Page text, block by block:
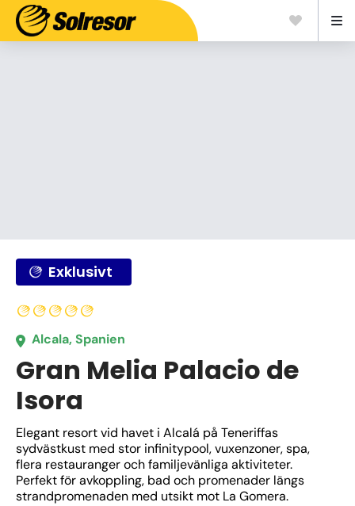
Exklusivt
Alcala, Spanien
Gran Melia Palacio de
Isora
Elegant resort vid havet i Alcalá på Teneriffas
sydvästkust med stor infinitypool, vuxenzoner, spa,
flera restauranger och familjevänliga aktiviteter.
Perfekt för avkoppling, bad och promenader längs
strandpromenaden med utsikt mot La Gomera.